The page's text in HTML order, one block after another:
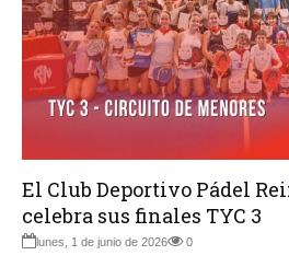
El Club Deportivo Pádel
celebra sus finales TYC 3
lunes, 1 de junio de 2026 0